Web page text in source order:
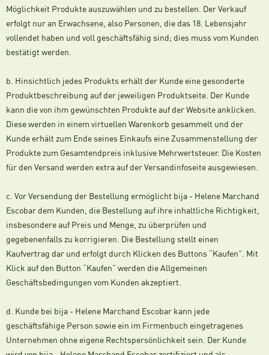
Möglichkeit Produkte auszuwählen und zu bestellen. Der Verkauf
erfolgt nur an Erwachsene, also Personen, die das 18. Lebensjahr
vollendet haben und voll geschäftsfähig sind; dies muss vom Kunden
bestätigt werden.
b. Hinsichtlich jedes Produkts erhält der Kunde eine gesonderte
Produktbeschreibung auf der jeweiligen Produktseite. Der Kunde
kann die von ihm gewünschten Produkte auf der Website anklicken.
Diese werden in einem virtuellen Warenkorb gesammelt und der
Kunde erhält zum Ende seines Einkaufs eine Zusammenstellung der
Produkte zum Gesamtendpreis inklusive Mehrwertsteuer. Die Kosten
für den Versand werden extra auf der Versandinfoseite ausgewiesen.
c. Vor Versendung der Bestellung ermöglicht bija - Helene Marchand
Escobar dem Kunden, die Bestellung auf ihre inhaltliche Richtigkeit,
insbesondere auf Preis und Menge, zu überprüfen und
gegebenenfalls zu korrigieren. Die Bestellung stellt einen
Kaufvertrag dar und erfolgt durch Klicken des Buttons “Kaufen”. Mit
Klick auf den Button “Kaufen” werden die Allgemeinen
Geschäftsbedingungen vom Kunden akzeptiert.
d. Kunde bei bija - Helene Marchand Escobar kann jede
geschäftsfähige Person sowie ein im Firmenbuch eingetragenes
Unternehmen ohne eigene Rechtspersönlichkeit sein. Der Kunde